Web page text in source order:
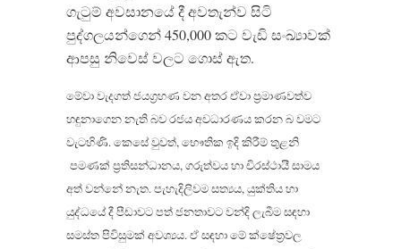
ගැටුම් අවසානයේ දී අවතැන්ව සිටි
පුද්ගලයන්ගෙන් 450,000 කට වැඩි සංඛ්‍යාවක්
ආපසු නිවෙස් වලට ගොස් ඇත.
මේවා වැදගත් ජයග‍්‍රහණ වන අතර ඒවා ප‍්‍රමාණවත්ව
හඳුනාගෙන නැති බව රජය අවධාරණය කරන බ වමට
වැටහිණි. කෙසේ වුවත්, භෞතික ඉදි කිරීම් තුළනි
පමණක් ප‍්‍රතිසන්ධානය, ගරුත්වය හා චිරස්ථායී සාමය
අත් වන්නේ නැත. පැහැදිලිවම සත්‍යය, යුක්තිය හා
යුද්ධයේ දී පීඩාවට පත් ජනතාවට වන්දි ලැබීම සඳහා
සමස්ත පිවිසුමක් අවශ්‍යය. ඒ සඳහා මේ ක්ෂේත‍්‍රවල